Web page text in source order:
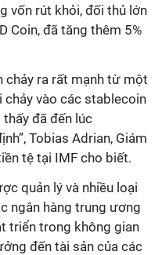
vốn rút khỏi, đối thủ lớn
Coin, đã tăng thêm 5%
chảy ra rất mạnh từ một
vào các stablecoin
đã đến lúc
Tobias Adrian, Giám
tệ tại IMF cho biết.
quản lý và nhiều loại
ngân hàng trung ương
triển trong không gian
đến tài sản của các